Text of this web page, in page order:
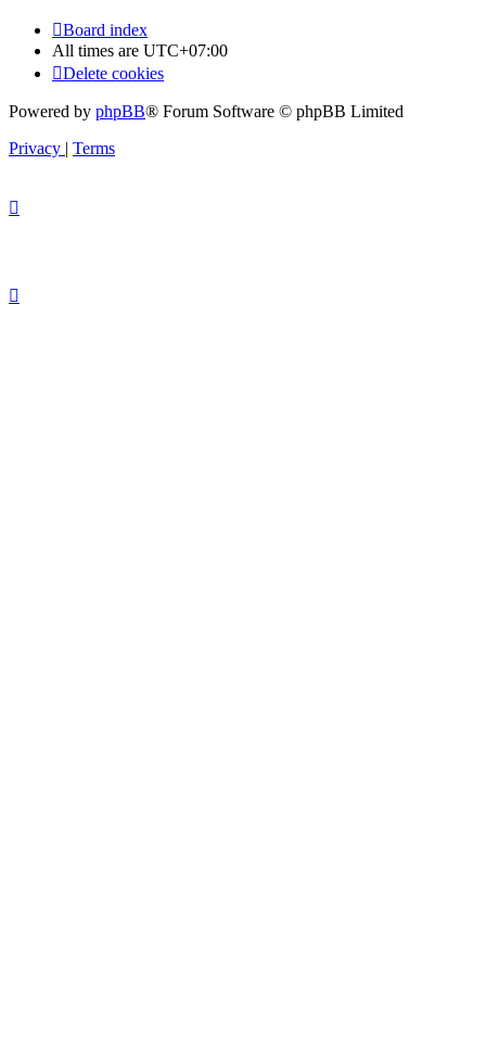
Board index
All times are UTC+07:00
Delete cookies
Powered by phpBB® Forum Software © phpBB Limited
Privacy | Terms